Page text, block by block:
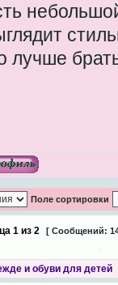
лучше
Поле сортировки
1из 2 [ Сообщений:
и обуви для детей